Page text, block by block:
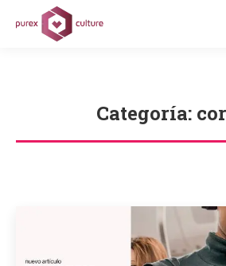
Categoría:
Estás